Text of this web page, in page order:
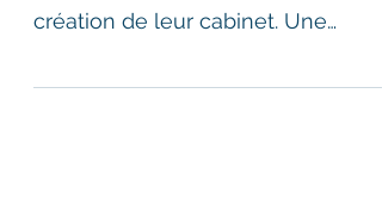
tout faire eux-mêmes lors de la
bonne idée ?